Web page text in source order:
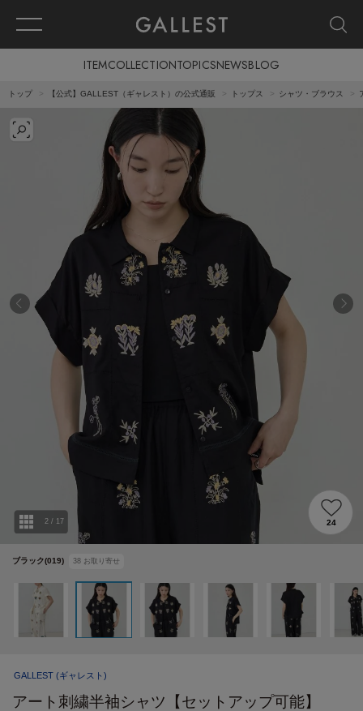
ITEMCOLLECTIONTOPICSNEWSBLOG
トップ 【公式】GALLEST（ギャレスト）の公式通販 トップス シャツ・ブラウス
ブラック(019) 38 お取り寄せ
2 / 17 24
GALLEST (ギャレスト)
アート刺繍半袖シャツ【セットアップ可能】